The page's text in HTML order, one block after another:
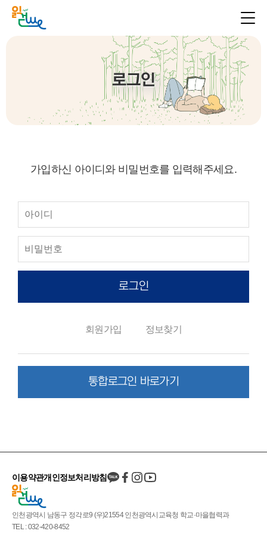
로그인
가입하신 아이디와 비밀번호를 입력해주세요.
로그인
회원가입 정보찾기
통합로그인 바로가기
인천광역시 남동구 정각로9 (우)21554 인천광역시교육청 학교·마을협력과
TEL : 032-420-8452
이용약관개인정보처리방침